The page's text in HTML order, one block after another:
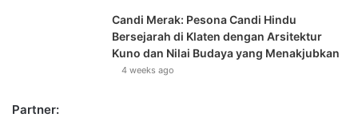
Candi Merak: Pesona Candi Hindu
Bersejarah di Klaten dengan Arsitektur
Kuno dan Nilai Budaya yang Menakjubkan
4 weeks ago
Partner: